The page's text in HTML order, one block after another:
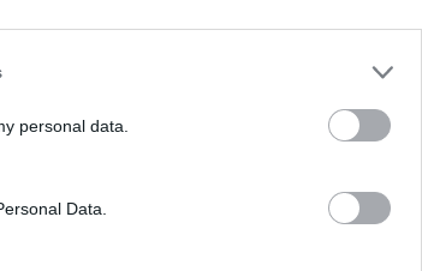
personal data.
Data.